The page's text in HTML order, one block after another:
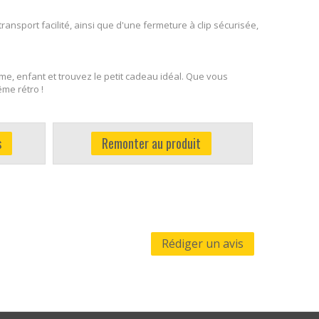
facilité, ainsi que d'une fermeture à clip sécurisée,
enfant et trouvez le petit cadeau idéal. Que vous
rétro !
Remonter au produit
Rédiger un avis